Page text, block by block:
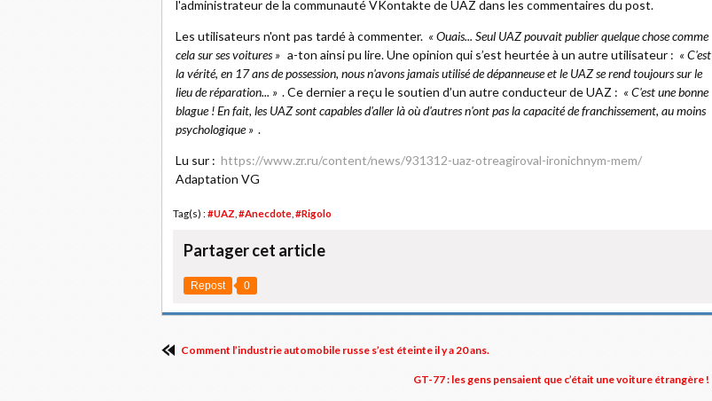
l'administrateur de la communauté VKontakte de UAZ dans les commentaires du post.
Les utilisateurs n'ont pas tardé à commenter. « Ouais... Seul UAZ pouvait publier quelque chose comme
cela sur ses voitures » a-ton ainsi pu lire. Une opinion qui s’est heurtée à un autre utilisateur : « C'est
la vérité, en 17 ans de possession, nous n'avons jamais utilisé de dépanneuse et le UAZ se rend toujours sur le
lieu de réparation... » . Ce dernier a reçu le soutien d’un autre conducteur de UAZ : « C'est une bonne
blague ! En fait, les UAZ sont capables d'aller là où d'autres n'ont pas la capacité de franchissement, au moins
psychologique » .
Lu sur : https://www.zr.ru/content/news/931312-uaz-otreagiroval-ironichnym-mem/
Adaptation VG
Tag(s) : #UAZ #Anecdote #Rigolo
Partager cet article
Repost 0
Comment l’industrie automobile russe s’est éteinte il y a 20 ans.
GT-77 : les gens pensaient que c’était une voiture étrangère !